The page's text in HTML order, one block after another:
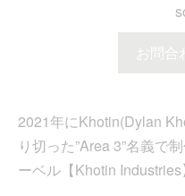
お問
2021年にKhotin(Dylan
り切った”Area 3”名義で
ーベル【Khotin Industries